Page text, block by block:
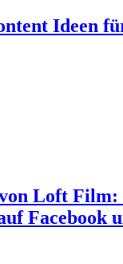
Ideen
Loft Film:
Facebook